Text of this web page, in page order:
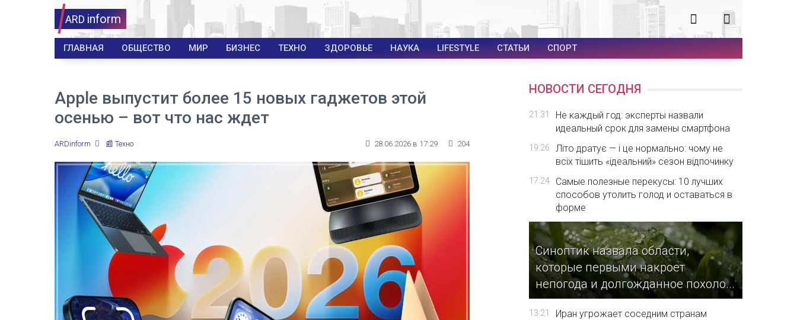
ARD inform
ГЛАВНАЯ ОБЩЕСТВО МИР БИЗНЕС ТЕХНО ЗДОРОВЬЕ НАУКА LIFESTYLE СТАТЬИ СПОРТ
Apple выпустит более 15 новых гаджетов этой
осенью – вот что нас ждет
ARDinform 📰 Техно 28.06.2026 в 17:29 204
НОВОСТИ СЕГОДНЯ
21:31
Не каждый год: эксперты назвали
идеальный срок для замены смартфона
19:26
Літо дратує — і це нормально: чому не
всіх тішить «ідеальний» сезон відпочинку
17:24
Самые полезные перекусы: 10 лучших
способов утолить голод и оставаться в
форме
Синоптик назвала области,
которые первыми накроет
непогода и долгожданное похоло...
13:21
Иран угрожает соседним странам